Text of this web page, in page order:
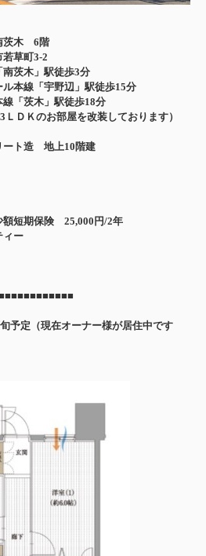
木 6階
草町3-2
茨木」駅徒歩3分
宇野辺」駅徒歩15分
木」駅徒歩18分
Ｋのお部屋を改装しております）
ト造 地上10 階建
額短期保険 25,000円/2年
ィー
予定（現在オーナー様が居住中です